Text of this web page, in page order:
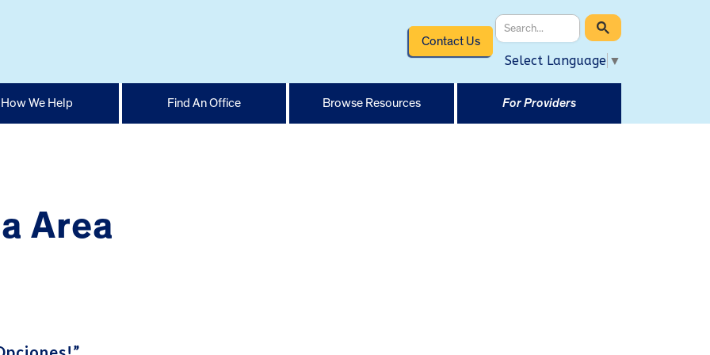
Contact Us
Select Language ▼
How We Help Find An Office Browse Resources For Providers
Area